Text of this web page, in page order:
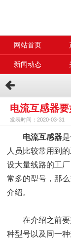
网站首页
新闻动态
电流互感器
发表时间：2020-03-31
电流互感器
人员比较常用到
设大量线路的工
常多的型号，那
介绍。
在介绍之前要
种型号以及同一